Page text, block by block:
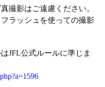
撮影はご遠慮ください。
ラッシュを使っての撮影
JFL公式ルールに準じま